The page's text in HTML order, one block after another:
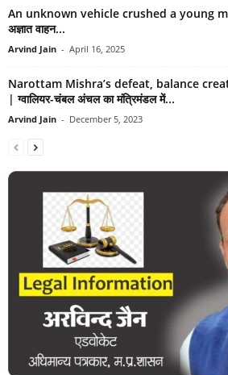
An unknown vehicle crushed a young
अज्ञात वाहन...
Arvind Jain - April 16, 2025
Narottam Mishra’s defeat, balance
| ग्वालियर-चंबल अंचल का मंत्रिमंडल में...
Arvind Jain - December 5, 2023